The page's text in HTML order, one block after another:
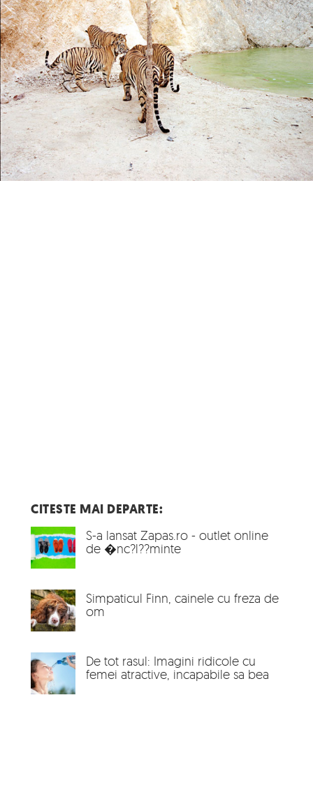
CITESTE MAI DEPARTE:
S-a lansat Zapas.ro - outlet online
de �nc?l??minte
Simpaticul Finn, cainele cu freza de
om
De tot rasul: Imagini ridicole cu
femei atractive, incapabile sa bea